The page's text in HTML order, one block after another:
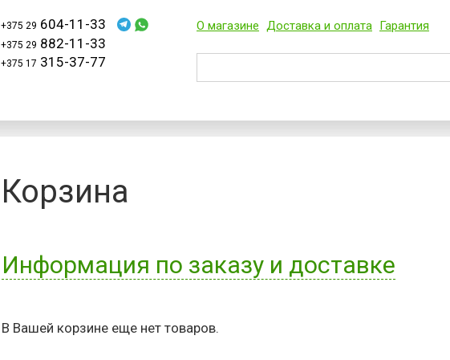
+375 29 604-11-33
+375 29 882-11-33
+375 17 315-37-77
О магазине Доставка и оплата Гарантия
Корзина
Информация по заказу и доставке
Для оформления заказа заполните пожалуйста форму с контактными
В Вашей корзине еще нет товаров.